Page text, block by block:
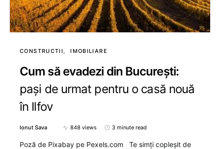
CONSTRUCTII IMOBILIARE
Cum să evadezi din București:
pași de urmat pentru o casă nouă
în Ilfov
Ionut Sava 848 views 3 minute read
Poză de Pixabay pe Pexels.com Te simți copleșit de